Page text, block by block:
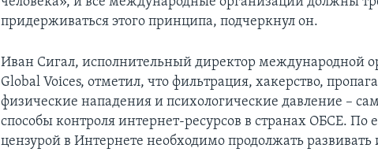
придерживаться этого принципа, подчеркнул он.
Иван Сигал, исполнительный директор международной
Global Voices, отметил, что фильтрация, хакерство,
физические нападения и психологические давление –
способы контроля интернет-ресурсов в странах ОБСЕ. По
цензурой в Интернете необходимо продолжать